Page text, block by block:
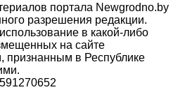
портала Newgrodno.by
разрешения редакции.
в какой-либо
на сайте
признанным в Республике